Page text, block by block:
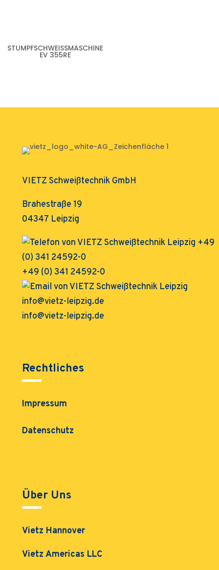
STUMPFSCHWEISSMASCHINE E
V 355RE
VIETZ Schweißtechnik GmbH
Brahestraße 19
04347 Leipzig
+49 (0) 341 24592-0
info@vietz-leipzig.de
Rechtliches
Impressum
Datenschutz
Über Uns
Vietz Hannover
Vietz Americas LLC